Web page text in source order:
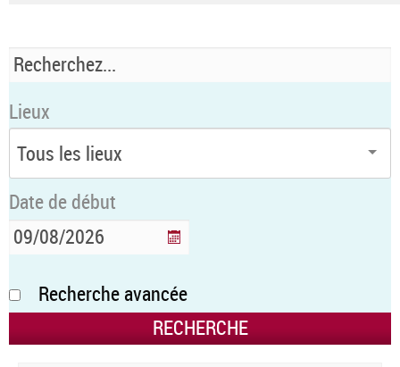
Lieux
Date de début
Recherche avancée